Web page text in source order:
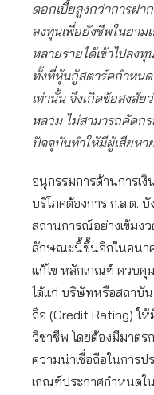
ดอกเบี้ยสูงกว่าการฝา
ลงทุนเพื่อยังชีพในยา
หลายรายได้เข้าไปลง
ทั้งที่หุ้นกู้สตาร์คกำหน
เท่านั้น จึงเกิดข้อสงสัย
หลวม ไม่สามารถคัดก
ปัจจุบันทำให้มีผู้เสียห
อนุกรรมการด้านการเ
บริโภคต้องการ ก.ล.ต.
สถานการณ์อย่างเข้มง
ลักษณะนี้ขึ้นอีกในอนาค
แก้ไข หลักเกณฑ์ ควบคุ
ได้แก่ บริษัทหรือสถาบั
ถือ (Credit Rating) ใ
วิชาชีพ โดยต้องมีมาต
ความน่าเชื่อถือในการ
เกณฑ์ประกาศกำหนดใ